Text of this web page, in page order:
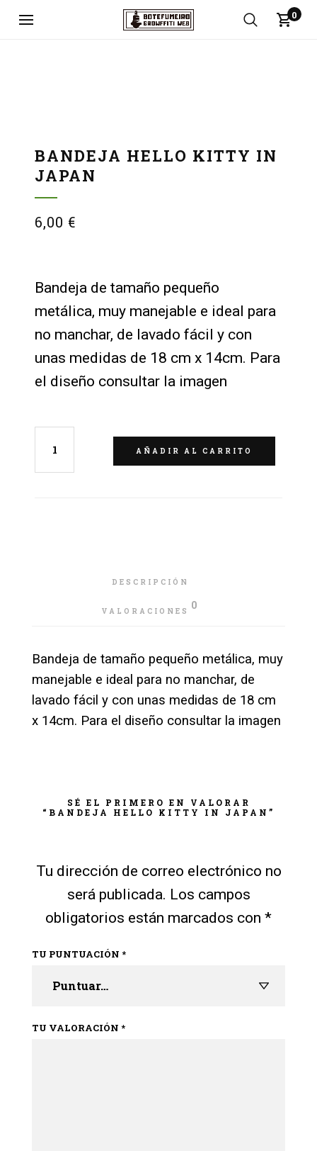
0
BANDEJA HELLO KITTY IN
JAPAN
6,00 €
Bandeja de tamaño pequeño
metálica, muy manejable e ideal para
no manchar, de lavado fácil y con
unas medidas de 18 cm x 14cm. Para
el diseño consultar la imagen
AÑADIR AL CARRITO
DESCRIPCIÓN
VALORACIONES 0
Bandeja de tamaño pequeño metálica, muy
manejable e ideal para no manchar, de
lavado fácil y con unas medidas de 18 cm
x 14cm. Para el diseño consultar la imagen
SÉ EL PRIMERO EN VALORAR
“BANDEJA HELLO KITTY IN JAPAN”
Tu dirección de correo electrónico no
será publicada. Los campos
obligatorios están marcados con *
TU PUNTUACIÓN *
TU VALORACIÓN *